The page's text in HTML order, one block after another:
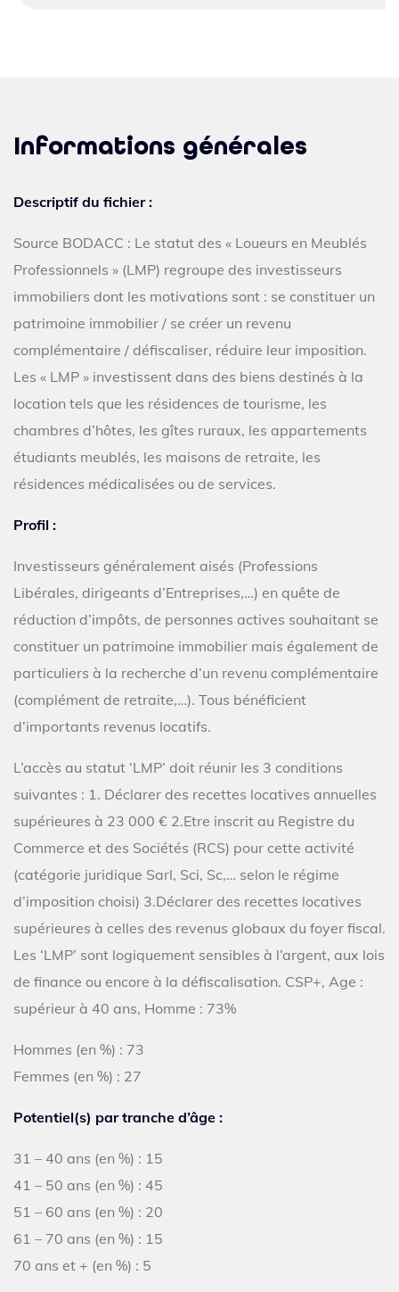
Informations générales
Descriptif du fichier :
Source BODACC : Le statut des « Loueurs en Meublés
Professionnels » (LMP) regroupe des investisseurs
immobiliers dont les motivations sont : se constituer un
patrimoine immobilier / se créer un revenu
complémentaire / défiscaliser, réduire leur imposition.
Les « LMP » investissent dans des biens destinés à la
location tels que les résidences de tourisme, les
chambres d’hôtes, les gîtes ruraux, les appartements
étudiants meublés, les maisons de retraite, les
résidences médicalisées ou de services.
Profil :
Investisseurs généralement aisés (Professions
Libérales, dirigeants d’Entreprises,…) en quête de
réduction d’impôts, de personnes actives souhaitant se
constituer un patrimoine immobilier mais également de
particuliers à la recherche d’un revenu complémentaire
(complément de retraite,…). Tous bénéficient
d’importants revenus locatifs.
L’accès au statut ‘LMP’ doit réunir les 3 conditions
suivantes : 1. Déclarer des recettes locatives annuelles
supérieures à 23 000 € 2.Etre inscrit au Registre du
Commerce et des Sociétés (RCS) pour cette activité
(catégorie juridique Sarl, Sci, Sc,… selon le régime
d’imposition choisi) 3.Déclarer des recettes locatives
supérieures à celles des revenus globaux du foyer fiscal.
Les ‘LMP’ sont logiquement sensibles à l’argent, aux lois
de finance ou encore à la défiscalisation. CSP+, Age :
supérieur à 40 ans, Homme : 73%
Hommes (en %) : 73
Femmes (en %) : 27
Potentiel(s) par tranche d’âge :
31 – 40 ans (en %) : 15
41 – 50 ans (en %) : 45
51 – 60 ans (en %) : 20
61 – 70 ans (en %) : 15
70 ans et + (en %) : 5